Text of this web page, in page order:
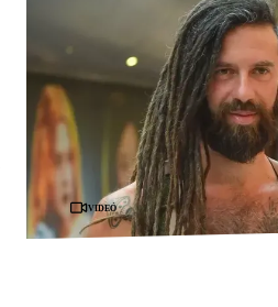
Videó